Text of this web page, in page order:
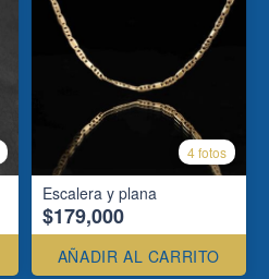
4 fotos
Escalera y plana
$179,000
AÑADIR AL CARRITO